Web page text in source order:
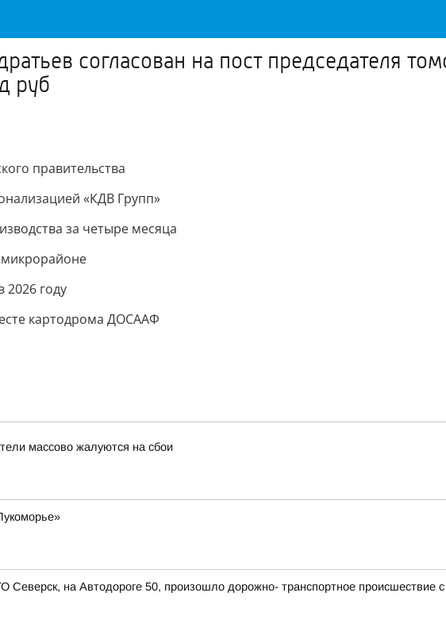
согласован на пост председателя
руб
правительства
«КДВ Групп»
за четыре месяца
2026 году
картодрома ДОСААФ
массово жалуются на сбои
Северск, на Автодороге 50, произошло дорожно- транспортное происшествие